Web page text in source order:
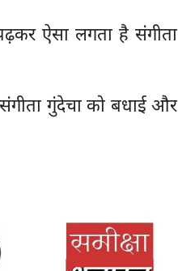
ऐसा लगता है संगीता
गुंदेचा को बधाई और